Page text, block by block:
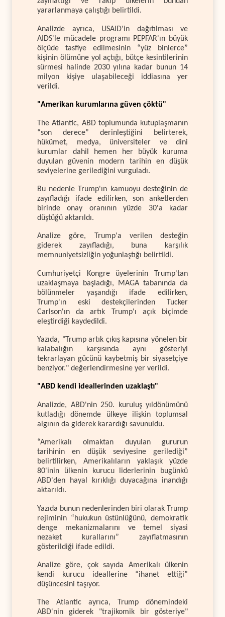
yararlanmaya çalıştığı belirtildi.
Analizde ayrıca, USAID'in dağıtılması ve
AIDS'le mücadele programı PEPFAR'ın büyük
ölçüde tasfiye edilmesinin “yüz binlerce”
kişinin ölümüne yol açtığı, bütçe kesintilerinin
sürmesi halinde 2030 yılına kadar bunun 14
milyon kişiye ulaşabileceği iddiasına yer
verildi.
"Amerikan kurumlarına güven çöktü"
The Atlantic, ABD toplumunda kutuplaşmanın
“son derece” derinleştiğini belirterek,
hükümet, medya, üniversiteler ve dini
kurumlar dahil hemen her büyük kuruma
duyulan güvenin modern tarihin en düşük
seviyelerine gerilediğini vurguladı.
Bu nedenle Trump'ın kamuoyu desteğinin de
zayıfladığı ifade edilirken, son anketlerden
birinde onay oranının yüzde 30'a kadar
düştüğü aktarıldı.
Analize göre, Trump'a verilen desteğin
giderek zayıfladığı, buna karşılık
memnuniyetsizliğin yoğunlaştığı belirtildi.
Cumhuriyetçi Kongre üyelerinin Trump'tan
uzaklaşmaya başladığı, MAGA tabanında da
bölünmeler yaşandığı ifade edilirken,
Trump'ın eski destekçilerinden Tucker
Carlson'ın da artık Trump'ı açık biçimde
eleştirdiği kaydedildi.
Yazıda, "Trump artık çıkış kapısına yönelen bir
kalabalığın karşısında aynı gösteriyi
tekrarlayan gücünü kaybetmiş bir siyasetçiye
benziyor." değerlendirmesine yer verildi.
"ABD kendi ideallerinden uzaklaştı"
Analizde, ABD'nin 250. kuruluş yıldönümünü
kutladığı dönemde ülkeye ilişkin toplumsal
algının da giderek karardığı savunuldu.
“Amerikalı olmaktan duyulan gururun
tarihinin en düşük seviyesine gerilediği”
belirtilirken, Amerikalıların yaklaşık yüzde
80'inin ülkenin kurucu liderlerinin bugünkü
ABD'den hayal kırıklığı duyacağına inandığı
aktarıldı.
Yazıda bunun nedenlerinden biri olarak Trump
rejiminin “hukukun üstünlüğünü, demokratik
denge mekanizmalarını ve temel siyasi
nezaket kurallarını” zayıflatmasının
gösterildiği ifade edildi.
Analize göre, çok sayıda Amerikalı ülkenin
kendi kurucu ideallerine “ihanet ettiği”
düşüncesini taşıyor.
The Atlantic ayrıca, Trump dönemindeki
ABD'nin giderek "trajikomik bir gösteriye"